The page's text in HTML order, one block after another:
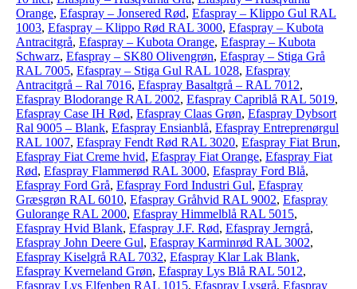
Orange, Efaspray – Jonsered Rød, Efaspray – Klippo Gul RAL
1003, Efaspray – Klippo Rød RAL 3000, Efaspray – Kubota
Antracitgrå, Efaspray – Kubota Orange, Efaspray – Kubota
Schwarz, Efaspray – SK80 Olivengrøn, Efaspray – Stiga Grå
RAL 7005, Efaspray – Stiga Gul RAL 1028, Efaspray
Antracitgrå – Ral 7016, Efaspray Basaltgrå – RAL 7012,
Efaspray Blodorange RAL 2002, Efaspray Capriblå RAL 5019,
Efaspray Case IH Rød, Efaspray Claas Grøn, Efaspray Dybsort
Ral 9005 – Blank, Efaspray Ensianblå, Efaspray Entreprenørgul
RAL 1007, Efaspray Fendt Rød RAL 3020, Efaspray Fiat Brun,
Efaspray Fiat Creme hvid, Efaspray Fiat Orange, Efaspray Fiat
Rød, Efaspray Flammerød RAL 3000, Efaspray Ford Blå,
Efaspray Ford Grå, Efaspray Ford Industri Gul, Efaspray
Græsgrøn RAL 6010, Efaspray Gråhvid RAL 9002, Efaspray
Gulorange RAL 2000, Efaspray Himmelblå RAL 5015,
Efaspray Hvid Blank, Efaspray J.F. Rød, Efaspray Jerngrå,
Efaspray John Deere Gul, Efaspray Karminrød RAL 3002,
Efaspray Kiselgrå RAL 7032, Efaspray Klar Lak Blank,
Efaspray Kverneland Grøn, Efaspray Lys Blå RAL 5012,
Efaspray Lys Elfenben RAL 1015, Efaspray Lysgrå, Efaspray